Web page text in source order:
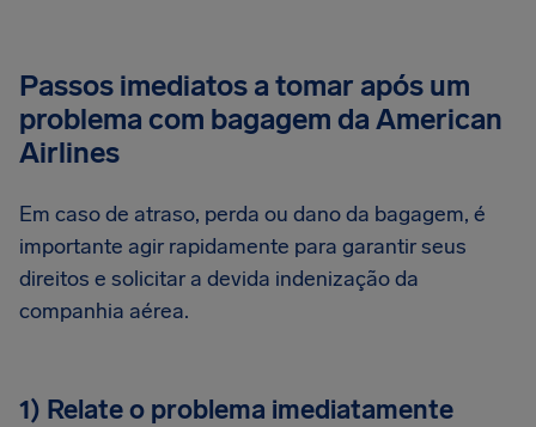
Passos imediatos a tomar após um
problema com bagagem da American
Airlines
Em caso de atraso, perda ou dano da bagagem, é
importante agir rapidamente para garantir seus
direitos e solicitar a devida indenização da
companhia aérea.
1) Relate o problema imediatamente